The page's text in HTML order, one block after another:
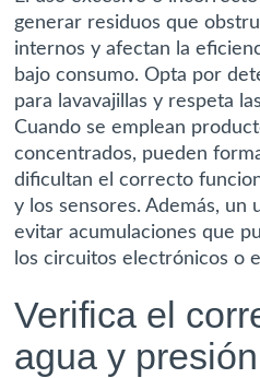
generar residuos que
internos y afectan la
bajo consumo. Opta por
para lavavajillas y respeta
Cuando se emplean
concentrados, pueden
dificultan el correcto
y los sensores. Además, un
evitar acumulaciones que
los circuitos electrónicos o
Verifica el
agua y presión